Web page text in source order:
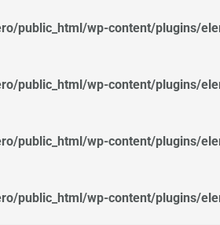
public_html/wp-content/plugins/
public_html/wp-content/plugins/
public_html/wp-content/plugins/
public_html/wp-content/plugins/